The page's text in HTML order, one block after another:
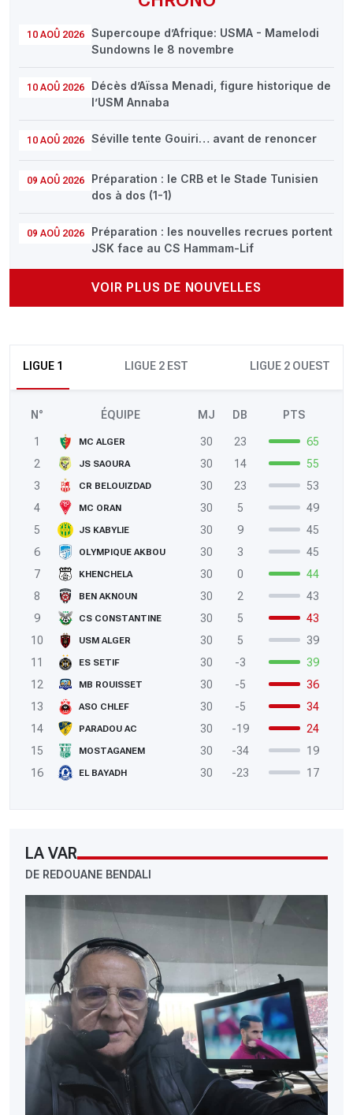
10 AOÛ 2026
Supercoupe d’Afrique: USMA - Mamelodi
Sundowns le 8 novembre
10 AOÛ 2026
Décès d’Aïssa Menadi, figure historique de
l’USM Annaba
10 AOÛ 2026 Séville tente Gouiri… avant de renoncer
09 AOÛ 2026
Préparation : le CRB et le Stade Tunisien
dos à dos (1-1)
09 AOÛ 2026
Préparation : les nouvelles recrues portent
JSK face au CS Hammam-Lif
VOIR PLUS DE NOUVELLES
LIGUE 1 LIGUE 2 EST LIGUE 2 OUEST
N° ÉQUIPE MJ DB PTS
1 MC ALGER 30 23
65
2
JS SAOURA 30 14
55
3
CR BELOUIZDAD 30 23
53
4
MC ORAN 30 5
49
5
JS KABYLIE 30 9
45
6
OLYMPIQUE AKBOU 30 3
45
7
KHENCHELA 30 0
44
8
BEN AKNOUN 30 2
43
9
CS CONSTANTINE 30 5
43
10
USM ALGER 30 5
39
11
ES SETIF 30 -3
39
12
MB ROUISSET 30 -5
36
13
ASO CHLEF 30 -5
34
14
PARADOU AC 30 -19
24
15
MOSTAGANEM 30 -34
19
16
EL BAYADH 30 -23 17
LA VAR
DE REDOUANE BENDALI